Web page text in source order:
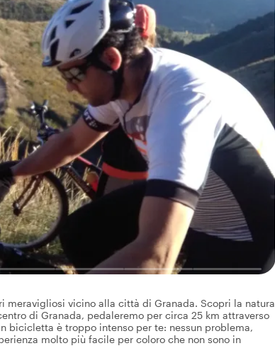
vicino alla città di Granada. Scopri la natura
di Granada, pedaleremo per circa 25 km attraverso
bicicletta è troppo intenso per te: nessun problema,
molto più facile per coloro che non sono in